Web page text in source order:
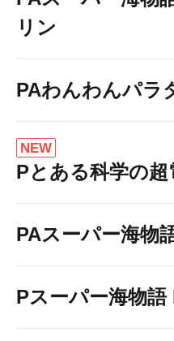
リン
PAわんわんパラ
NEW
Pとある科学の超
PAスーパー海物
Pスーパー海物語